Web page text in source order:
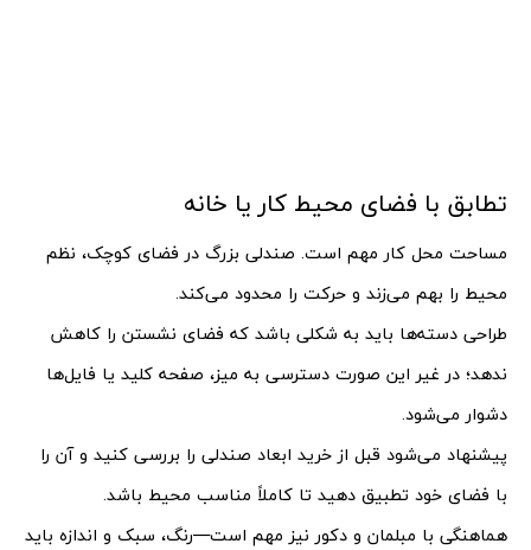
تطابق با فضای محیط کار یا خانه
مساحت محل کار مهم است. صندلی بزرگ در فضای کوچک، نظم
محیط را بهم می‌زند و حرکت را محدود می‌کند.
طراحی دسته‌ها باید به شکلی باشد که فضای نشستن را کاهش
ندهد؛ در غیر این صورت دسترسی به میز، صفحه کلید یا فایل‌ها
دشوار می‌شود.
پیشنهاد می‌شود قبل از خرید ابعاد صندلی را بررسی کنید و آن را
با فضای خود تطبیق دهید تا کاملاً مناسب محیط باشد.
هماهنگی با مبلمان و دکور نیز مهم است—رنگ، سبک و اندازه باید